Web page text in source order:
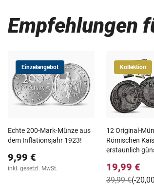
Empfehlungen
Einzelangebot
Echte 200-Mark-Münze aus
dem Inflationsjahr 1923!
9,99 €
inkl. gesetzl. MwSt.
Kollektion
12 Original-
Römischen
erstaunlich
19,99 €
(-
39,99 €